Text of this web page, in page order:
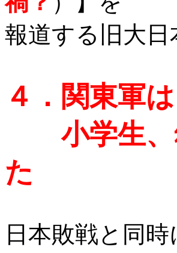
報道する旧大
４．関東軍
小学生、
た
日本敗戦と同